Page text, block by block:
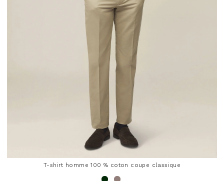
T-shirt homme 100 % coton coupe classique